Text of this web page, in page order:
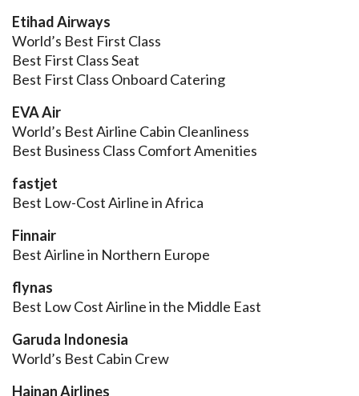
Etihad Airways
World’s Best First Class
Best First Class Seat
Best First Class Onboard Catering
EVA Air
World’s Best Airline Cabin Cleanliness
Best Business Class Comfort Amenities
fastjet
Best Low-Cost Airline in Africa
Finnair
Best Airline in Northern Europe
flynas
Best Low Cost Airline in the Middle East
Garuda Indonesia
World’s Best Cabin Crew
Hainan Airlines